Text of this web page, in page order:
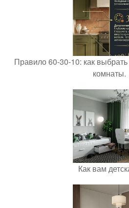
Правило 60-30-10: как
комнаты.
Как вам